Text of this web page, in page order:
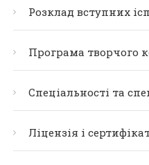
Розклад вступних
Програма творчого
Спеціальності та
Ліцензія і